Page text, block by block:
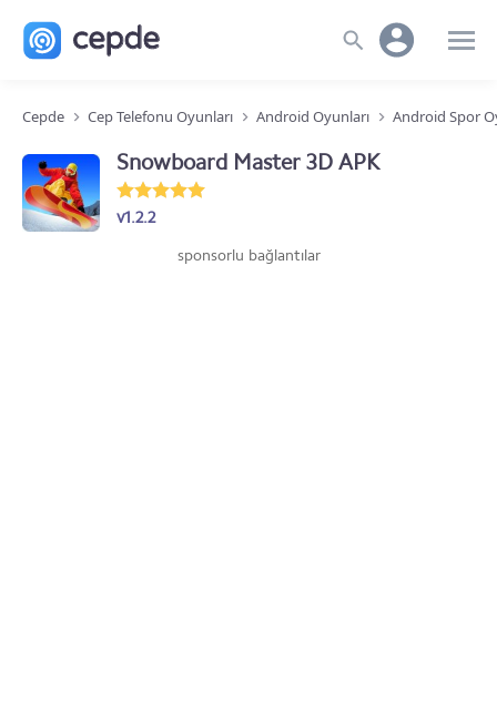
Cepde Cep Telefonu Oyunları Android Oyunları Android Spor
Snowboard Master 3D APK
v1.2.2
sponsorlu bağlantılar